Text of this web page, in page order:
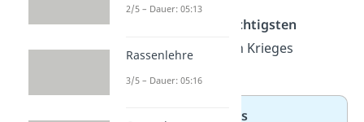
wichtigsten
Ereignissedes Kalten Krieges
Ereignis
2/5 – Dauer: 05:13
Rassenlehre
3/5 – Dauer: 05:16